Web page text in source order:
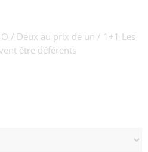
/ Deux au prix de un / 1+1 Les
être déférents